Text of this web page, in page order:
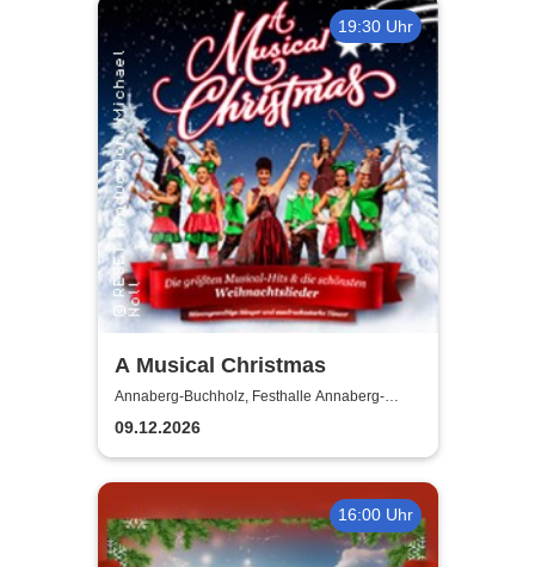
19:30 Uhr
A Musical Christmas
Annaberg-Buchholz, Festhalle Annaberg-
Buchholz
09.12.2026
16:00 Uhr